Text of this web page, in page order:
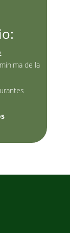
de la